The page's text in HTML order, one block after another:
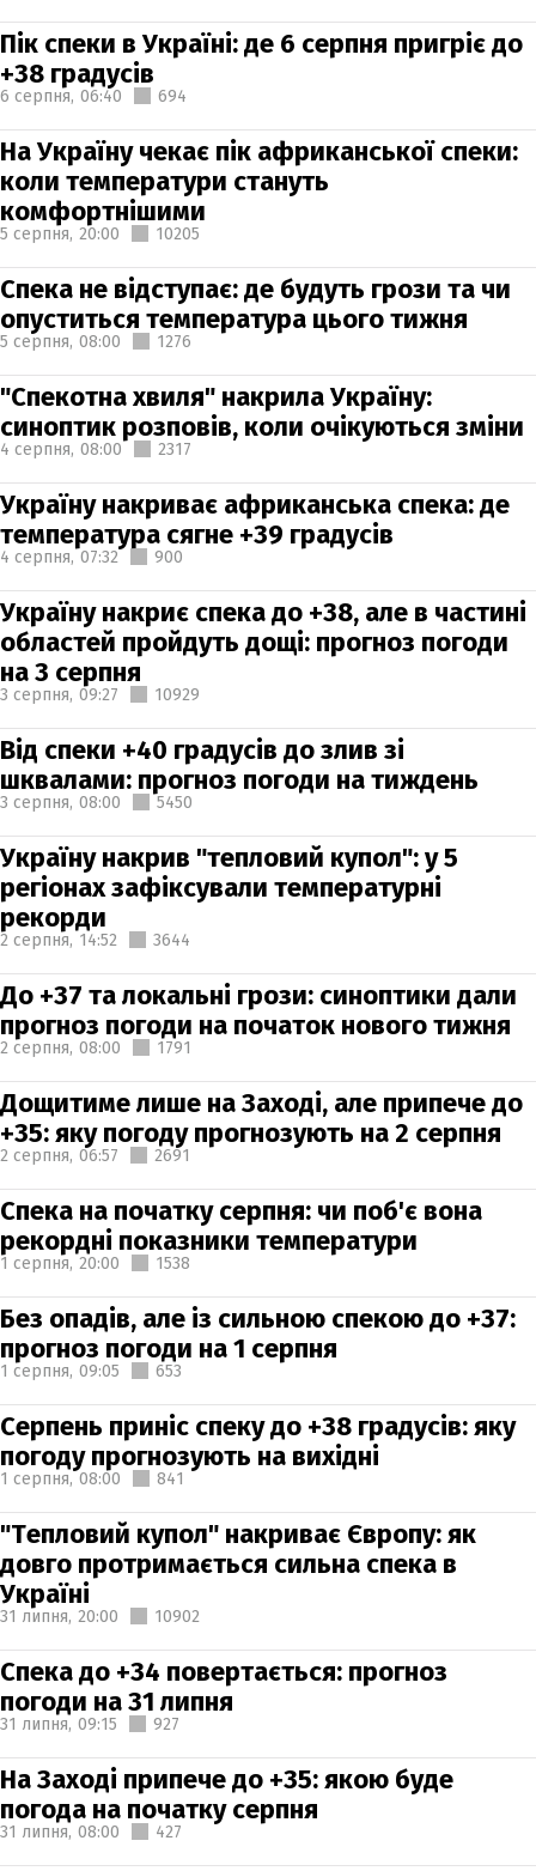
Пік спеки в Україні: де 6 серпня пригріє до
+38 градусів
6 серпня, 06:40 694
На Україну чекає пік африканської спеки:
коли температури стануть
комфортнішими
5 серпня, 20:00 10205
Спека не відступає: де будуть грози та чи
опуститься температура цього тижня
5 серпня, 08:00 1276
"Спекотна хвиля" накрила Україну:
синоптик розповів, коли очікуються зміни
4 серпня, 08:00 2317
Україну накриває африканська спека: де
температура сягне +39 градусів
4 серпня, 07:32 900
Україну накриє спека до +38, але в частині
областей пройдуть дощі: прогноз погоди
на 3 серпня
3 серпня, 09:27 10929
Від спеки +40 градусів до злив зі
шквалами: прогноз погоди на тиждень
3 серпня, 08:00 5450
Україну накрив "тепловий купол": у 5
регіонах зафіксували температурні
рекорди
2 серпня, 14:52 3644
До +37 та локальні грози: синоптики дали
прогноз погоди на початок нового тижня
2 серпня, 08:00 1791
Дощитиме лише на Заході, але припече до
+35: яку погоду прогнозують на 2 серпня
2 серпня, 06:57 2691
Спека на початку серпня: чи поб'є вона
рекордні показники температури
1 серпня, 20:00 1538
Без опадів, але із сильною спекою до +37:
прогноз погоди на 1 серпня
1 серпня, 09:05 653
Серпень приніс спеку до +38 градусів: яку
погоду прогнозують на вихідні
1 серпня, 08:00 841
"Тепловий купол" накриває Європу: як
довго протримається сильна спека в
Україні
31 липня, 20:00 10902
Спека до +34 повертається: прогноз
погоди на 31 липня
31 липня, 09:15 927
На Заході припече до +35: якою буде
погода на початку серпня
31 липня, 08:00 427